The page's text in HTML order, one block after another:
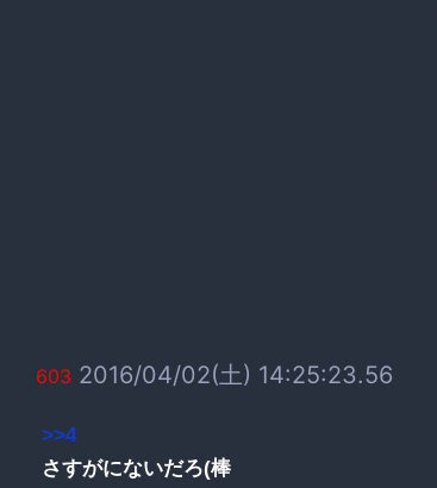
603 2016/04/02(土) 14:25:23.56
>>4
さすがにないだろ(棒